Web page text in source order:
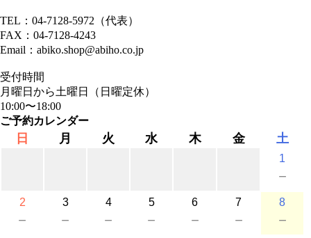
TEL：04-7128-5972（代表）
FAX：04-7128-4243
Email：abiko.shop@abiho.co.jp
受付時間
月曜日から土曜日（日曜定休）
10:00〜18:00
ご予約カレンダー
日 月 火 水 木 金 土
1
－
2
－
3
－
4
－
5
－
6
－
7
－
8
－